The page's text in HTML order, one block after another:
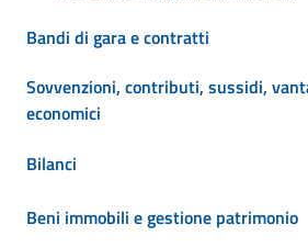
Bandi di gara e contratti
Sovvenzioni, contributi, sussidi,
economici
Bilanci
Beni immobili e gestione patrimonio